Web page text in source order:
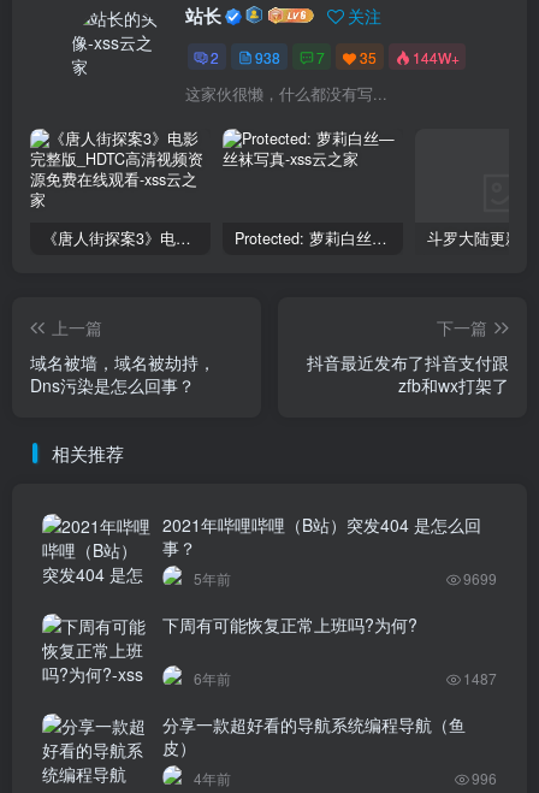
站长 关注
2 938 7 35 144W+
这家伙很懒，什么都没有写...
《唐人街探案3》电影完整版_HDTC高清视频资源免费在线观看 Protected: 萝莉白丝—丝袜写真
上一篇
域名被墙，域名被劫持，
Dns污染是怎么回事？
下一篇
抖音最近发布了抖音支付跟
zfb和wx打架了
相关推荐
2021年哔哩哔哩（B站）突发404 是怎么回
事？
5年前 9699
下周有可能恢复正常上班吗?为何?
6年前 1487
分享一款超好看的导航系统编程导航（鱼
皮）
4年前 996